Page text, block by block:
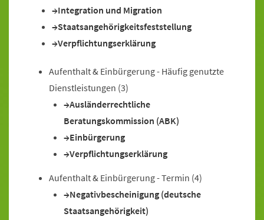
Integration und Migration
Staatsangehörigkeitsfeststellung
Verpflichtungserklärung
Aufenthalt & Einbürgerung - Häufig genutzte
Dienstleistungen (3)
Ausländerrechtliche
Beratungskommission (ABK)
Einbürgerung
Verpflichtungserklärung
Aufenthalt & Einbürgerung - Termin (4)
Negativbescheinigung (deutsche
Staatsangehörigkeit)